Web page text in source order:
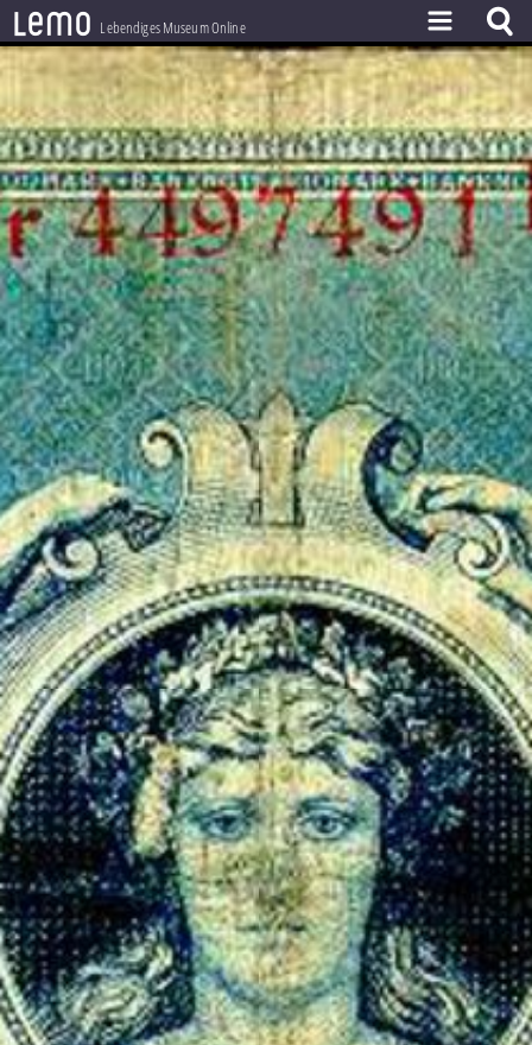
lemo Lebendiges Museum Online
ZEITSTRAHL
THEMEN
ZEITZEUGEN
BESTAND
LERNEN
PROJEKT